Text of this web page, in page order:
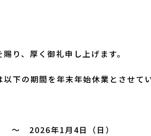
り、厚く御礼申し上げます。
下の期間を年末年始休業とさせてい
〜 2026年1月4日（日）